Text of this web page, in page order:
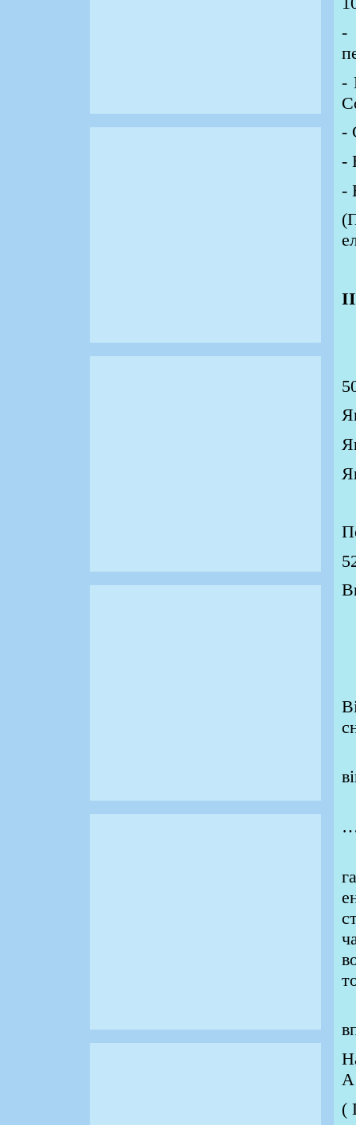
-
-
-
-
(
А
(